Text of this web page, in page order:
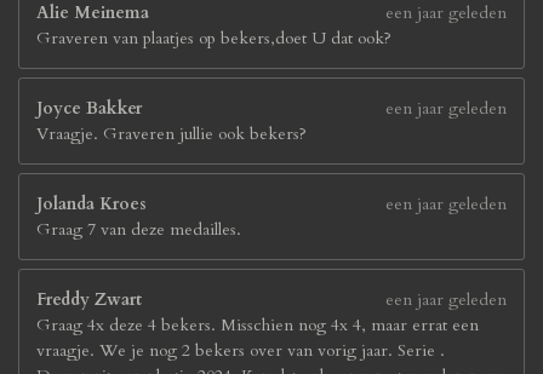
Alie Meinema
een jaar geleden
Graveren van plaatjes op bekers,doet U dat ook?
Joyce Bakker
een jaar geleden
Vraagje. Graveren jullie ook bekers?
Jolanda Kroes
een jaar geleden
Graag 7 van deze medailles.
Freddy Zwart
een jaar geleden
Graag 4x deze 4 bekers. Misschien nog 4x 4, maar errat een
vraagje. We je nog 2 bekers over van vorig jaar. Serie .